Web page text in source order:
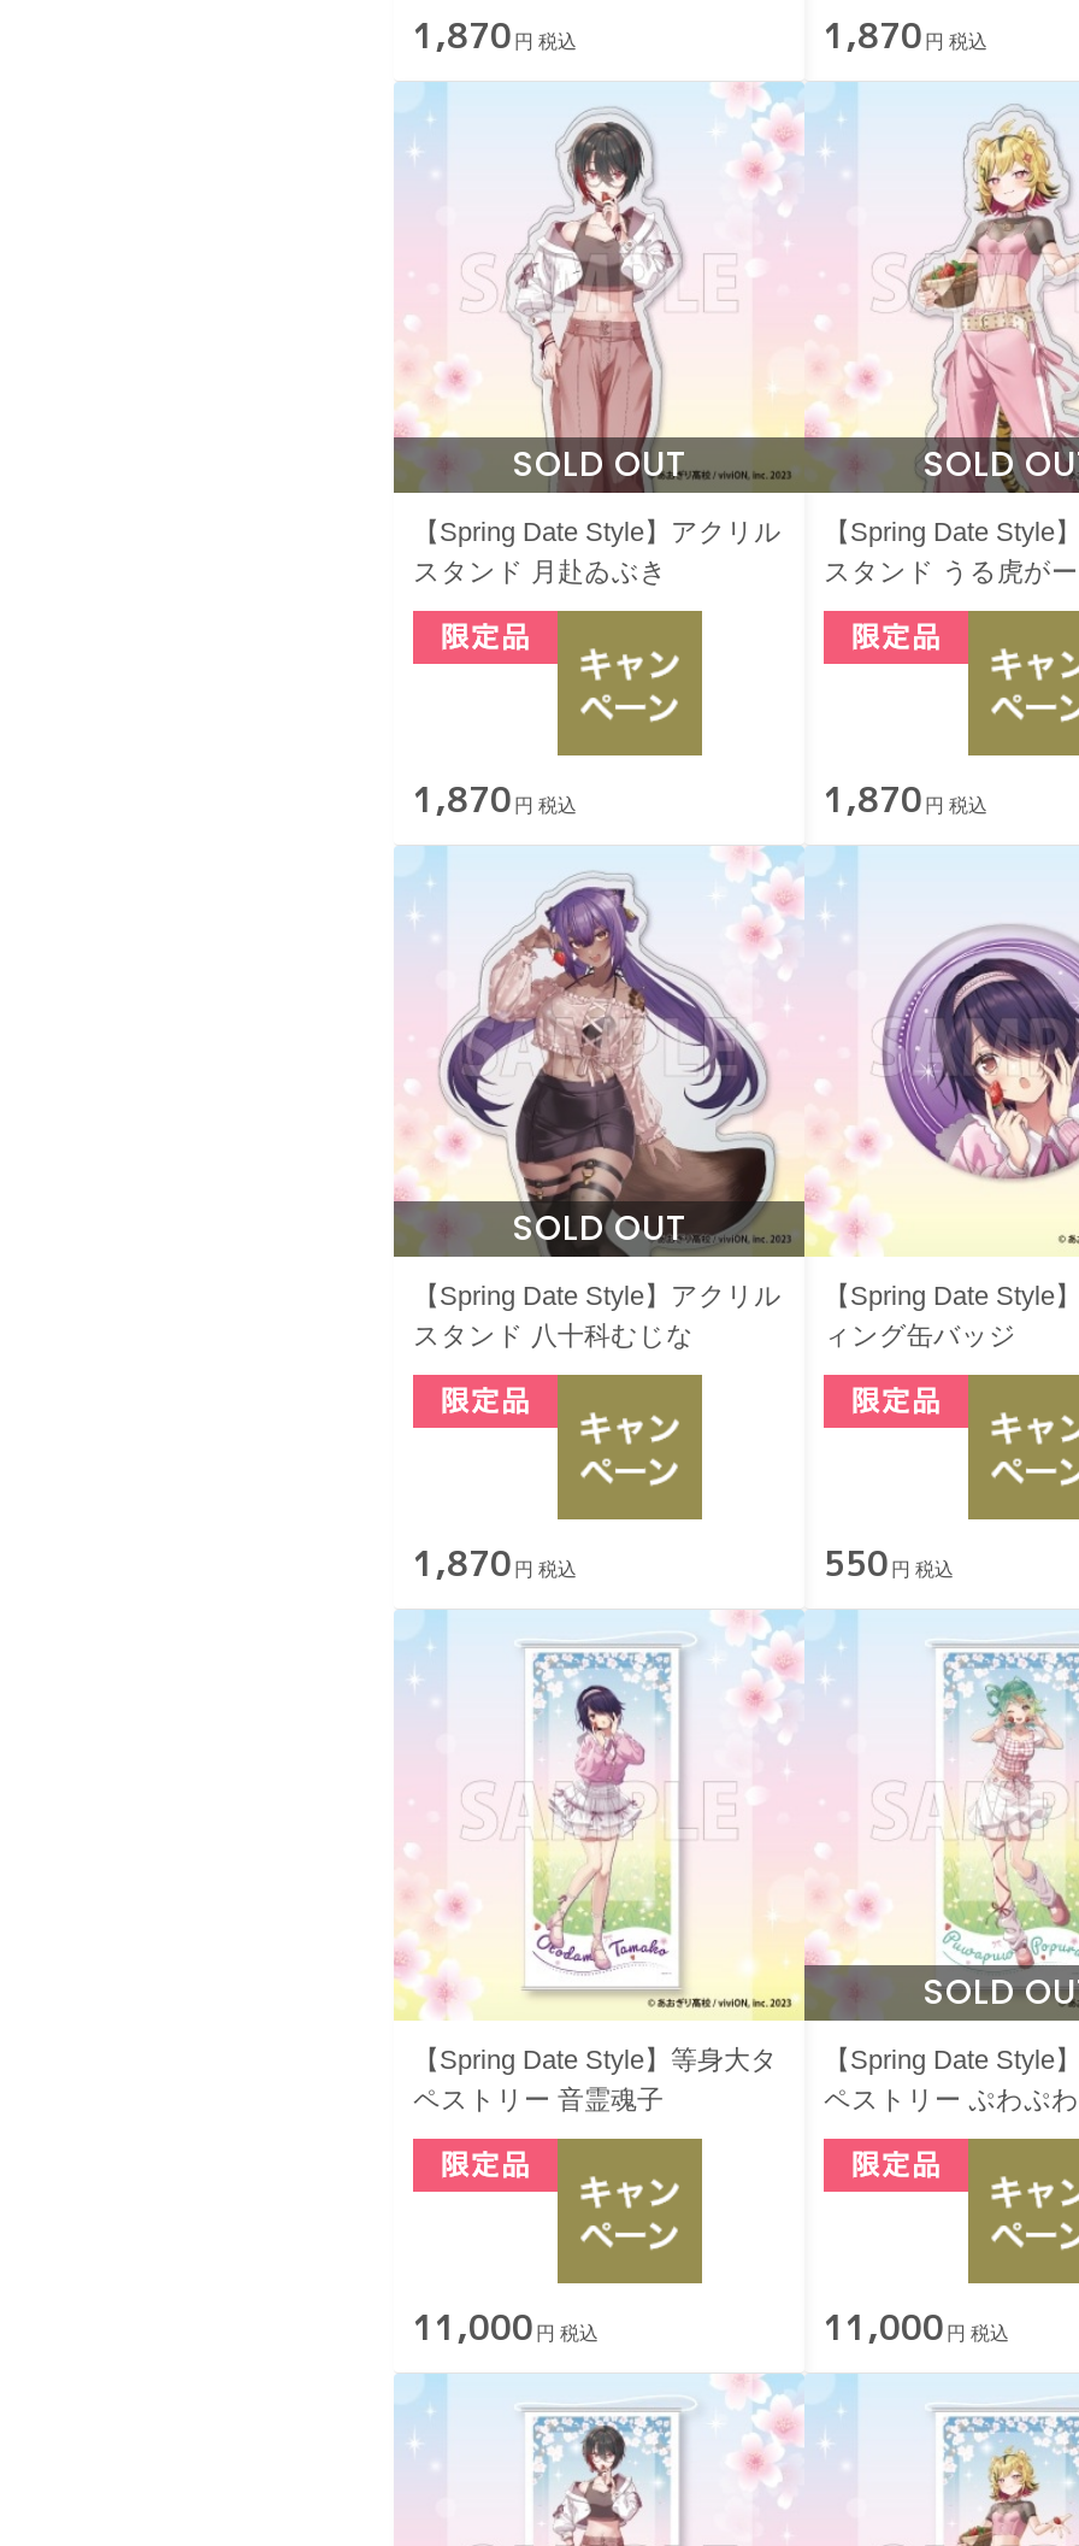
1,870 円 税込 1,870 円 税込
SOLD OUT
【Spring Date Style】アクリル
スタンド 月赴ゐぶき
1,870 円 税込
SOLD
【Spring Date Style
スタンド うる虎が
1,870 円 税込
SOLD OUT
【Spring Date Style】アクリル
スタンド 八十科むじな
1,870 円 税込
【Spring Date Style
ィング缶バッジ
550 円 税込
【Spring Date Style】等身大タ
ペストリー 音霊魂子
11,000 円 税込
SOLD
【Spring Date Style
ペストリー ぷわぷ
11,000 円 税込